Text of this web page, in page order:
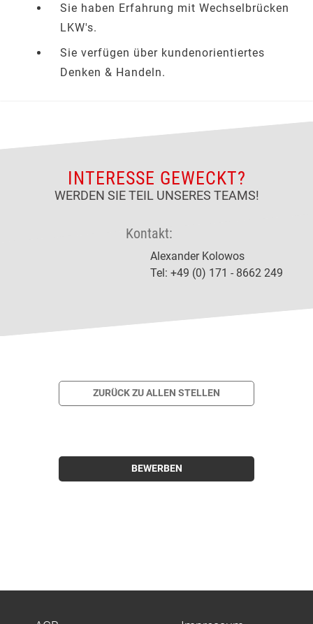
Sie haben Erfahrung mit Wechselbrücken
LKW's.
Sie verfügen über kundenorientiertes
Denken & Handeln.
INTERESSE GEWECKT?
WERDEN SIE TEIL UNSERES TEAMS!
Kontakt:
Alexander Kolowos
Tel: +49 (0) 171 - 8662 249
ZURÜCK ZU ALLEN STELLEN
BEWERBEN